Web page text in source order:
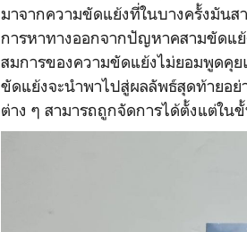
มาจากความขัดแย้งที่ในบางครั้งมันส
การหาทางออกจากปัญหาคสามขัดแ
สมการของความขัดแย้งไม่ยอมพูดคุย
ขัดแย้งจะนำพาไปสู่ผลลัพธ์สุดท้ายอย่
ต่าง ๆ สามารถถูกจัดการได้ตั้งแต่ใน